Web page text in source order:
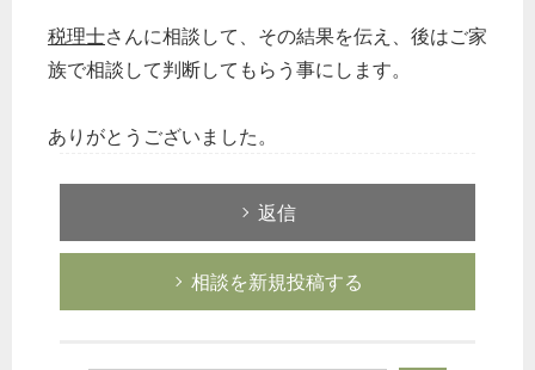
税理士さんに相談して、その結果を伝え、後はご家
族で相談して判断してもらう事にします。
ありがとうございました。
返信
相談を新規投稿する